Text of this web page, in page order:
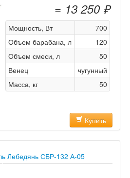
= 13 250 ₽
Мощность, Вт
700
Объем барабана, л
120
Объем смеси, л
50
Венец
чугунный
Масса, кг
50
Купить
Лебедянь СБР-132 А-05